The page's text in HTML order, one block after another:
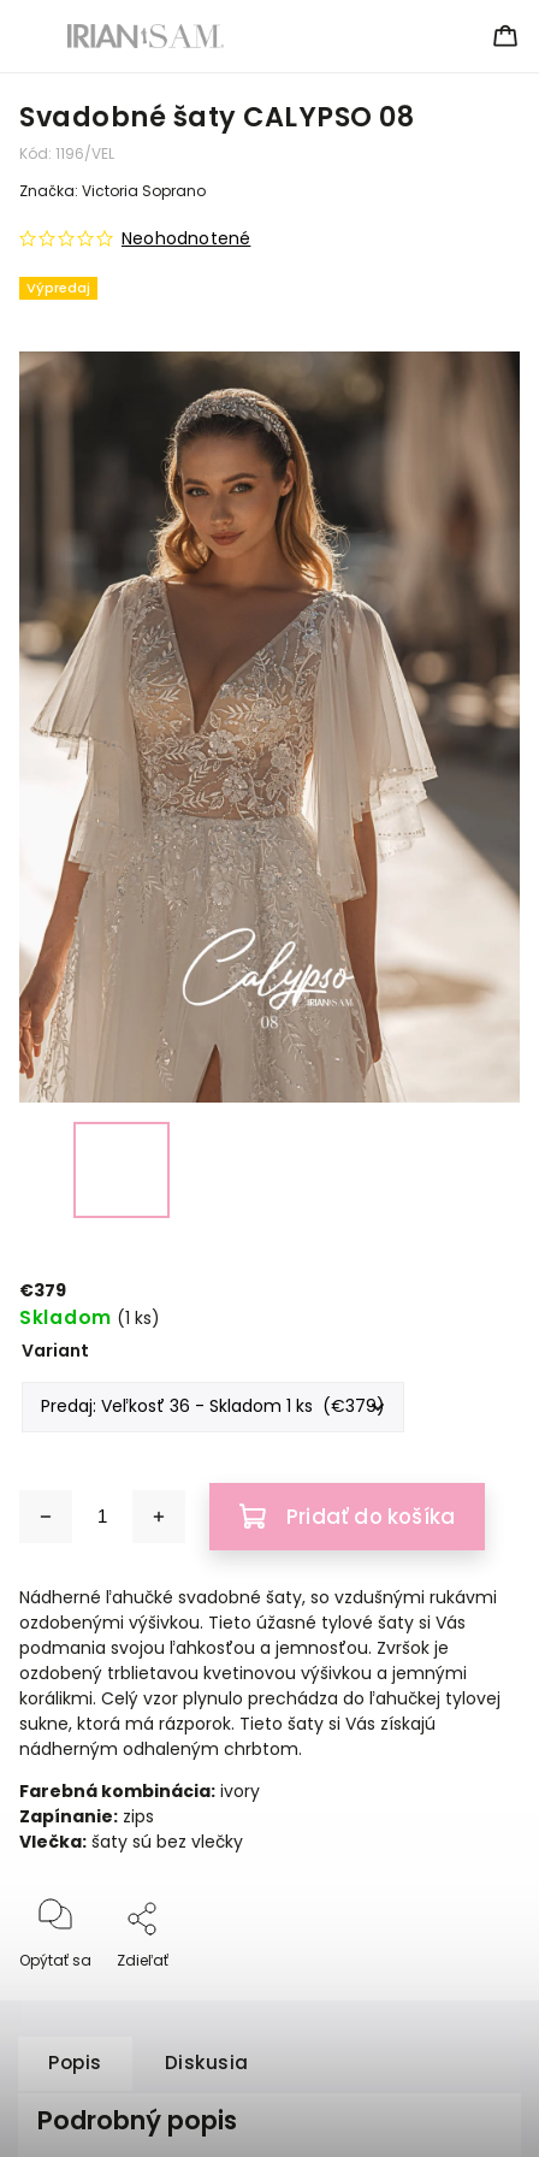
Svadobné šaty CALYPSO 08
Kód: 1196/VEL
Výpredaj
Neohodnotené
Značka: Victoria Soprano
€379
Skladom (1 ks)
Variant
Pridať do košíka
Nádherné ľahučké svadobné šaty, so vzdušnými rukávmi
ozdobenými výšivkou. Tieto úžasné tylové šaty si Vás
podmania svojou ľahkosťou a jemnosťou. Zvršok je
ozdobený trblietavou kvetinovou výšivkou a jemnými
korálikmi. Celý vzor plynulo prechádza do ľahučkej tylovej
sukne, ktorá má rázporok. Tieto šaty si Vás získajú
nádherným odhaleným chrbtom.
Farebná kombinácia: ivory
Zapínanie: zips
Vlečka: šaty sú bez vlečky
Opýtať sa Zdieľať
Popis Diskusia
Podrobný popis